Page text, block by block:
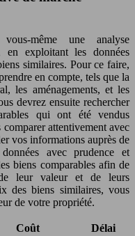
même une analyse
en exploitant les données
similaires. Pour ce faire,
en compte, tels que la
les aménagements, et les
devrez ensuite rechercher
qui ont été vendus
comparer attentivement avec
vos informations auprès de
avec prudence et
biens comparables afin de
leur valeur et de leurs
des biens similaires, vous
de votre propriété.
Coût
Délai